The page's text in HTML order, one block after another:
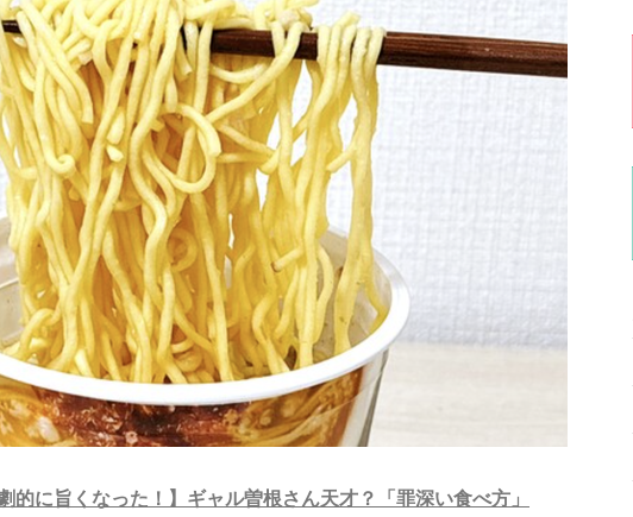
的に旨くなった！】ギャル曽根さん天才？「罪深い食べ方」